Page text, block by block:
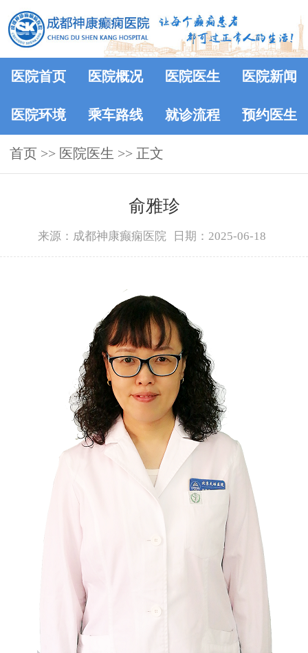
医院首页 医院概况 医院医生 医院新闻
医院环境 乘车路线 就诊流程 预约医生
首页 >> 医院医生 >> 正文
俞雅珍
来源：成都神康癫痫医院 日期：2025-06-18